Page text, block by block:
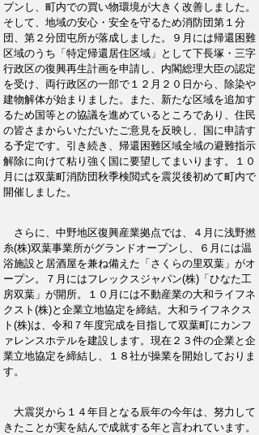
プンし、町内での買い物環境が大きく改善しました。
そして、地域の安心・安全を守るため消防団第１分
団、第２分団屯所が落成しました。９月には帰還困難
区域のうち「特定帰還居住区域」として下長塚・三字
行政区の復興再生計画を申請し、内閣総理大臣の認定
を受け、両行政区の一部で１２月２０日から、除染や
建物解体が始まりました。また、新たな区域を追加す
るため国等との協議を進めているところであり、住民
の皆さまからいただいたご意見を反映し、国に申請す
る予定です。引き続き、帰還困難区域全域の避難指示
解除に向けて粘り強く国に要望してまいります。１０
月には双葉町消防団秋季検閲式を震災後初めて町内で
開催しました。
さらに、中野地区復興産業拠点では、４月に浅野撚
糸(株)双葉事業所がグランドオープンし、６月には温
浴施設と居酒屋を兼ね備えた「さくらの里双葉」がオ
ープン。７月にはフレックスジャパン(株)「ひなた工
房双葉」が開所。１０月には不動産業の大和ライフネ
クスト(株)と企業立地協定を締結。大和ライフネクス
ト(株)は、令和７年度完成を目指して双葉町にカンフ
ァレンスホテルを建設します。現在２３件の企業と企
業立地協定を締結し、１８社が操業を開始しておりま
す。
大震災から１４年目となる辰年の今年は、努力して
きたことが実を結んで成就する年と言われています。